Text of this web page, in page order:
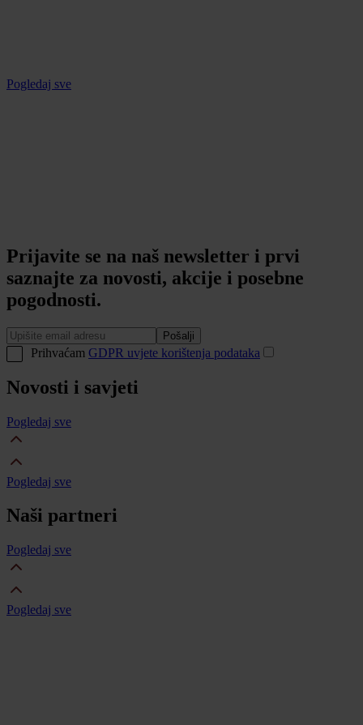
Pogledaj sve
Prijavite se na naš newsletter i prvi
saznajte za novosti, akcije i posebne
pogodnosti.
Pošalji
Prihvaćam GDPR uvjete korištenja podataka
Novosti i savjeti
Pogledaj sve
Pogledaj sve
Naši partneri
Pogledaj sve
Pogledaj sve